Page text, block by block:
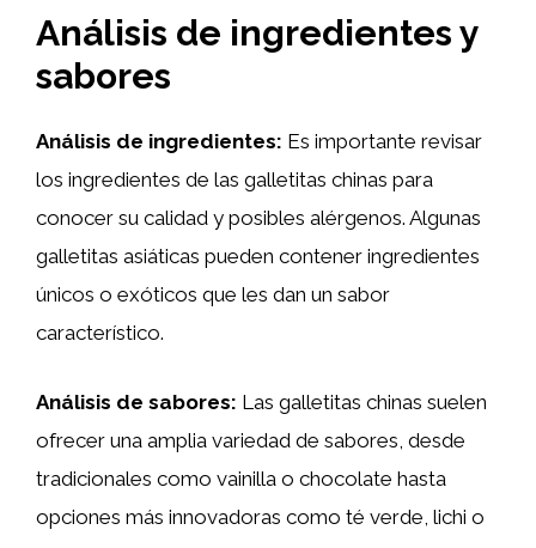
Análisis de ingredientes y
sabores
Análisis de ingredientes: Es importante revisar
los ingredientes de las galletitas chinas para
conocer su calidad y posibles alérgenos. Algunas
galletitas asiáticas pueden contener ingredientes
únicos o exóticos que les dan un sabor
característico.
Análisis de sabores: Las galletitas chinas suelen
ofrecer una amplia variedad de sabores, desde
tradicionales como vainilla o chocolate hasta
opciones más innovadoras como té verde, lichi o